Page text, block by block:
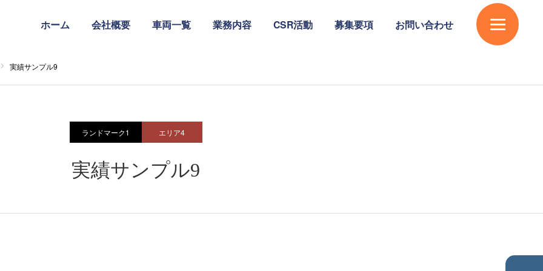
ホーム 会社概要 車両一覧 業務内容 CSR活動 募集要項 お問い合わせ
実績サンプル9
ランドマーク1 エリア4
実績サンプル9